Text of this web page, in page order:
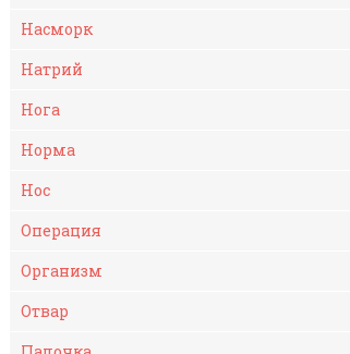
Насморк
Натрий
Нога
Норма
Нос
Операция
Организм
Отвар